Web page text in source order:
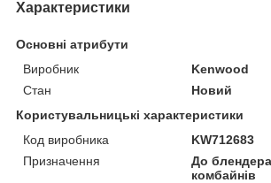
Характеристики
Основні атрибути
Виробник
Kenwood
Стан
Новий
Користувальницькі характеристики
Код виробника
KW712683
Призначення
До
комбайнів